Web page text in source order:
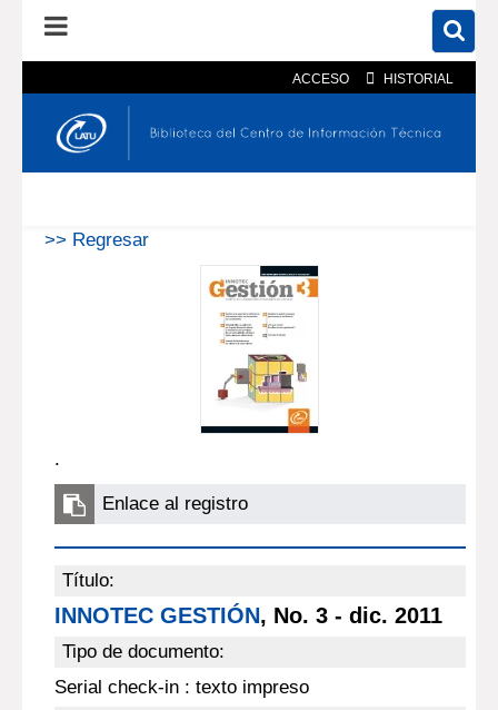
ACCESO HISTORIAL
En el catálogo En el sitio
>> Regresar
.
Enlace al registro
Título:
INNOTEC GESTIÓN, No. 3 - dic. 2011
Tipo de documento:
Serial check-in : texto impreso